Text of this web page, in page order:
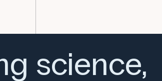
science,